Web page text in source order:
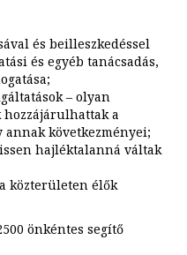
és beilleszkedéssel
és egyéb tanácsadás,
– olyan
hozzájárulhattak a
következményei;
hajléktalanná váltak
közterületen élők
önkéntes segítő